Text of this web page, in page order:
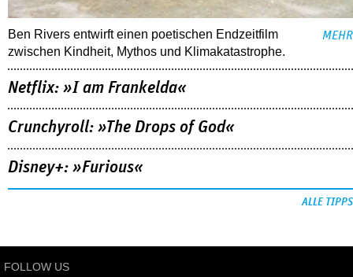
Ben Rivers entwirft einen poetischen Endzeitfilm
zwischen Kindheit, Mythos und Klimakatastrophe.
MEHR
Netflix: »I am Frankelda«
Crunchyroll: »The Drops of God«
Disney+: »Furious«
ALLE TIPPS
FOLLOW US